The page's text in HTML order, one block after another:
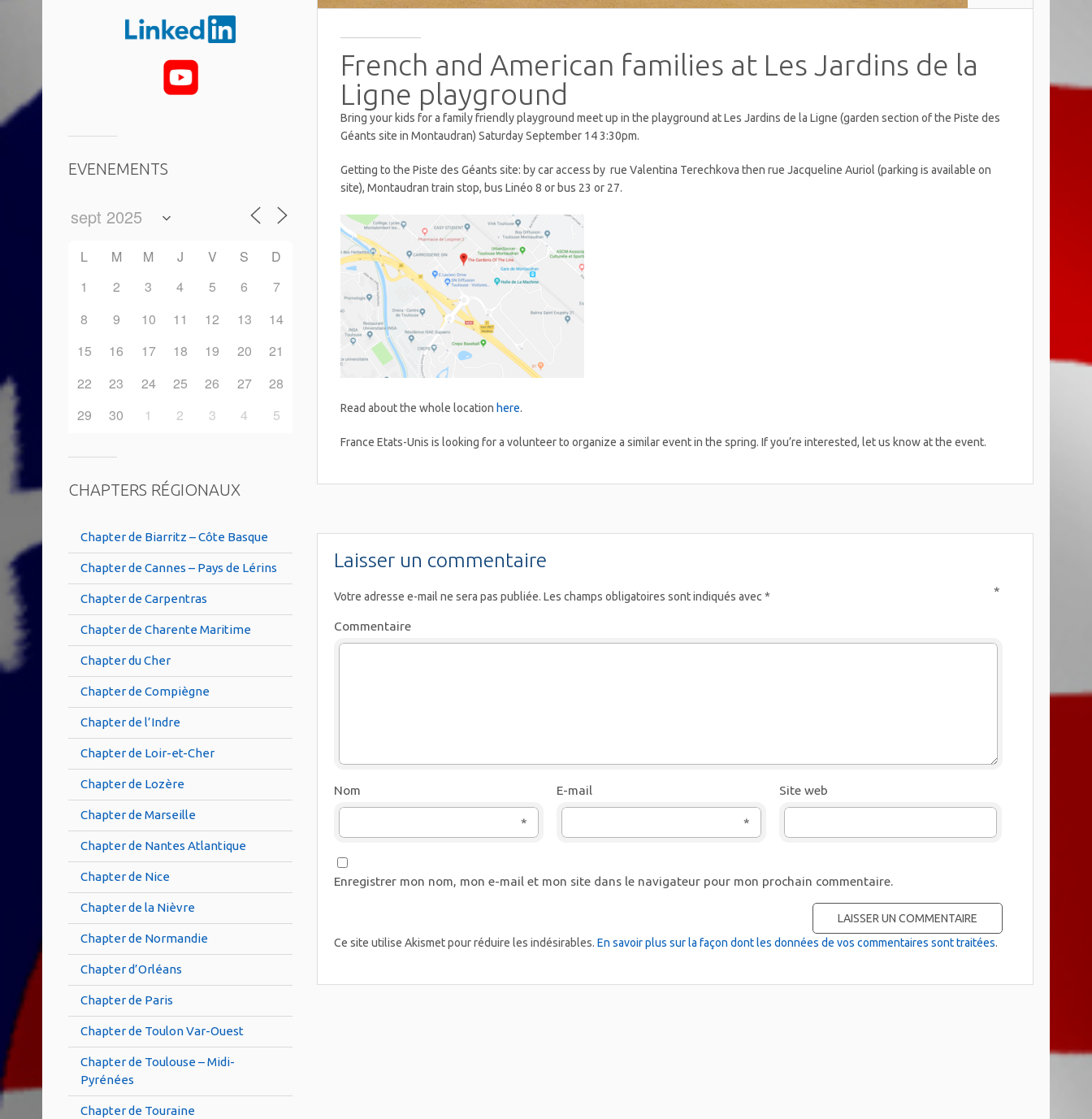
French and American families at Les Jardins de la
Ligne playground
Bring your kids for a family friendly playground meet up in the playground at Les Jardins de la Ligne (garden section of the Piste des
Géants site in Montaudran) Saturday September 14 3:30pm.
Getting to the Piste des Géants site: by car access by rue Valentina Terechkova then rue Jacqueline Auriol (parking is available on
site), Montaudran train stop, bus Linéo 8 or bus 23 or 27.
Read about the whole location here.
France Etats-Unis is looking for a volunteer to organize a similar event in the spring. If you’re interested, let us know at the event.
Laisser un commentaire
Votre adresse e-mail ne sera pas publiée. Les champs obligatoires sont indiqués avec *
Commentaire
*
Nom
*
E-mail
*
Site web
Enregistrer mon nom, mon e-mail et mon site dans le navigateur pour mon prochain commentaire.
Ce site utilise Akismet pour réduire les indésirables. En savoir plus sur la façon dont les données de vos commentaires sont traitées.
EVENEMENTS
L M M J V S
D
1
2 3 4 5 6
7
8
9 10 11 12 13
14
15
16 17 18 19 20
21
22
23 24 25 26 27
28
29
30 1 2 3 4 5
CHAPTERS RÉGIONAUX
Chapter de Biarritz – Côte Basque
Chapter de Cannes – Pays de Lérins
Chapter de Carpentras
Chapter de Charente Maritime
Chapter du Cher
Chapter de Compiègne
Chapter de l’Indre
Chapter de Loir-et-Cher
Chapter de Lozère
Chapter de Marseille
Chapter de Nantes Atlantique
Chapter de Nice
Chapter de la Nièvre
Chapter de Normandie
Chapter d’Orléans
Chapter de Paris
Chapter de Toulon Var-Ouest
Chapter de Toulouse – Midi-
Pyrénées
Chapter de Touraine